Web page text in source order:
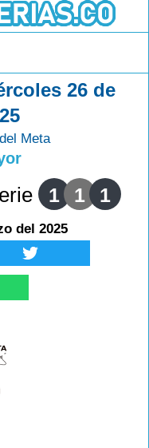
26 de
Meta
1 1 1
del 2025